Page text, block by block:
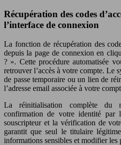
Récupération des codes
l’interface de connexion
La fonction de récupération des
depuis la page de connexion en
? ». Cette procédure automatisée
retrouver l’accès à votre compte. Le
de passe temporaire ou un lien de
l’adresse email associée à votre
La réinitialisation complète du
confirmation de votre identité par
souscripteur et la vérification de
garantit que seul le titulaire
informations sensibles et modifier les